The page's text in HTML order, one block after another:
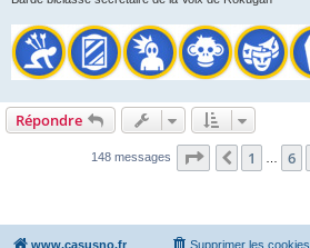
Répondre
148 messages Page 10 sur 10
Précédent
1 6
www.casusno.fr Supprimer les cookies